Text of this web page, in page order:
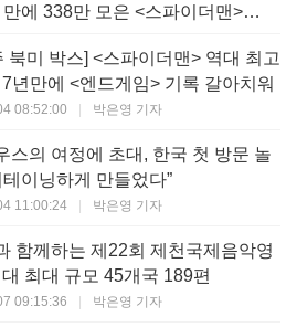
[8월 1주 국내 박스] 5일 만에 338만 모은 <스파이더맨> 극장가 235% 대반등, <호프>는 400만 돌파
북미 박스] <스파이더맨> 역대 최고
년만에 <엔드게임> 기록 갈아치워
08:52:00 | 박은영 기자
스의 여정에 초대, 한국 첫 방문 놀
테이닝하게 만들었다”
11:00:24 | 박은영 기자
함께하는 제22회 제천국제음악영
최대 규모 45개국 189편
09:15:36 | 박은영 기자